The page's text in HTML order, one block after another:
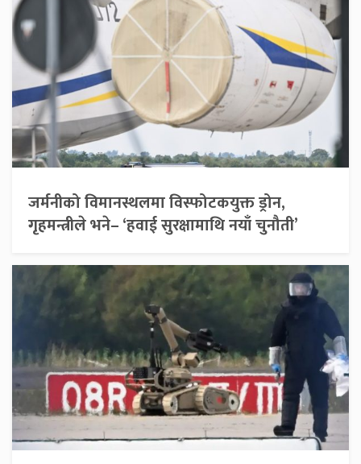
जर्मनीको विमानस्थलमा विस्फोटकयुक्त ड्रोन,
गृहमन्त्रीले भने– ‘हवाई सुरक्षामाथि नयाँ चुनौती’